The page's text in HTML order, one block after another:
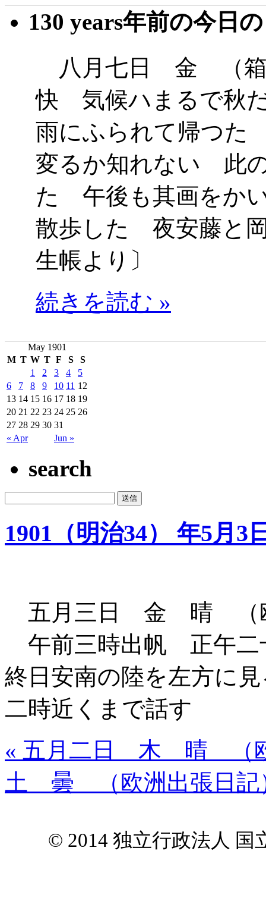
130 years年前の今日
八月七日 金 （箱
快 気候ハまるで秋
雨にふられて帰つた
変るか知れない 此
た 午後も其画をか
散歩した 夜安藤と
生帳より〕
続きを読む »
May 1901
M T W T F S S
« Apr Jun »
1 2 3 4
5
6
7 8 9 10 11 12
13 14 15 16 17 18 19
20 21 22 23 24 25 26
27 28 29 30 31
search
1901（明治34） 年5月3
五月三日 金 晴 （
午前三時出帆 正午
終日安南の陸を左方に
二時近くまで話す
« 五月二日 木 晴 （
土 曇 （欧洲出張日記
© 2014 独立行政法人 国